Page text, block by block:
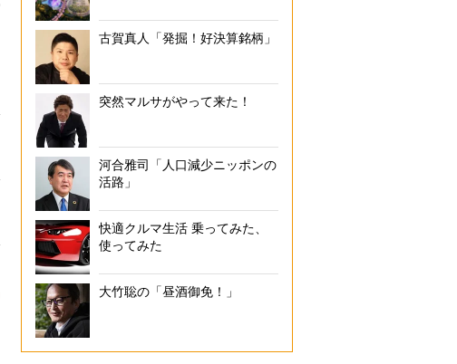
古賀真人「発掘！好決算銘柄」
突然マルサがやって来た！
河合雅司「人口減少ニッポンの
活路」
快適クルマ生活 乗ってみた、
使ってみた
大竹聡の「昼酒御免！」